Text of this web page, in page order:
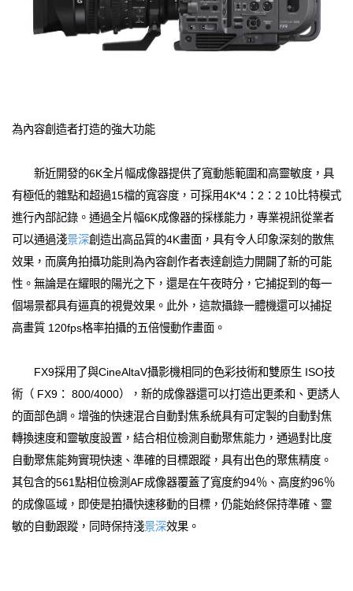
為內容創造者打造的強大功能
新近開發的6K全片幅成像器提供了寬動態範圍和高靈敏度，具
有極低的雜點和超過15檔的寬容度，可採用4K*4：2：2 10比特模式
進行內部記錄。通過全片幅6K成像器的採樣能力，專業視訊從業者
可以通過淺景深創造出高品質的4K畫面，具有令人印象深刻的散焦
效果，而廣角拍攝功能則為內容創作者表達創造力開闢了新的可能
性。無論是在耀眼的陽光之下，還是在午夜時分，它捕捉到的每一
個場景都具有逼真的視覺效果。此外，這款攝錄一體機還可以捕捉
高畫質 120fps格率拍攝的五倍慢動作畫面。
FX9採用了與CineAltaV攝影機相同的色彩技術和雙原生 ISO技
術（ FX9： 800/4000），新的成像器還可以打造出更柔和、更誘人
的面部色調。增強的快速混合自動對焦系統具有可定製的自動對焦
轉換速度和靈敏度設置，結合相位檢測自動聚焦能力，通過對比度
自動聚焦能夠實現快速、準確的目標跟蹤，具有出色的聚焦精度。
其包含的561點相位檢測AF成像器覆蓋了寬度約94％、高度約96％
的成像區域，即使是拍攝快速移動的目標，仍能始終保持準確、靈
敏的自動跟蹤，同時保持淺景深效果。